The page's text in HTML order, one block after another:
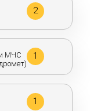
2
МЧС
1
1